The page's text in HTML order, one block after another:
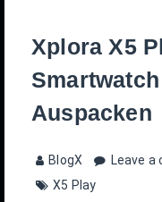
Xplora X5
Auspacken
BlogX Leave a
X5 Play